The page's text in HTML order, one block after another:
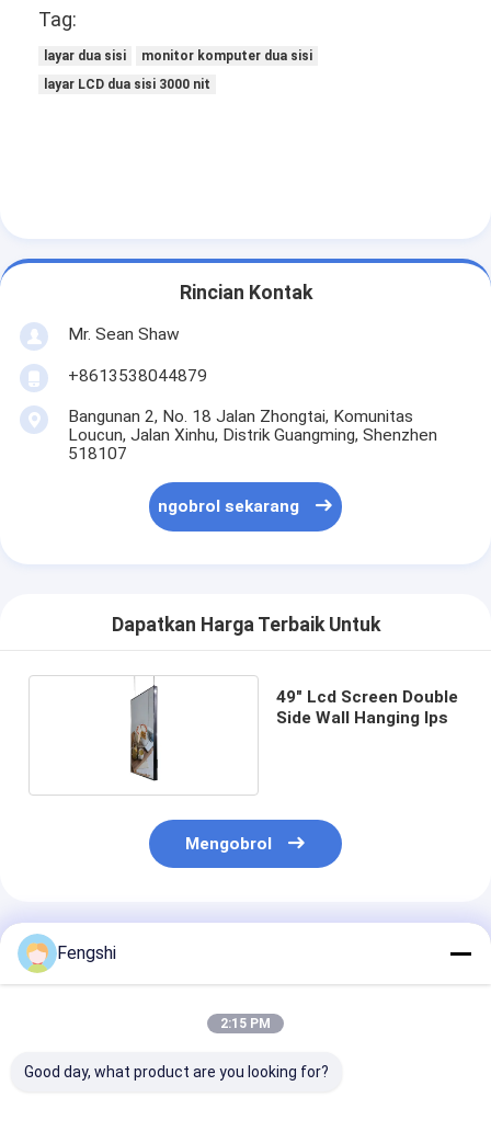
Tag:
layar dua sisi
monitor komputer dua sisi
layar LCD dua sisi 3000 nit
Rincian Kontak
Mr. Sean Shaw
+8613538044879
Bangunan 2, No. 18 Jalan Zhongtai, Komunitas
Loucun, Jalan Xinhu, Distrik Guangming, Shenzhen
518107
ngobrol sekarang
Dapatkan Harga Terbaik Untuk
49" Lcd Screen Double
Side Wall Hanging Ips
Mengobrol
Rekomendasi Produk
Fengshi
2:15 PM
Good day, what product are you looking for?